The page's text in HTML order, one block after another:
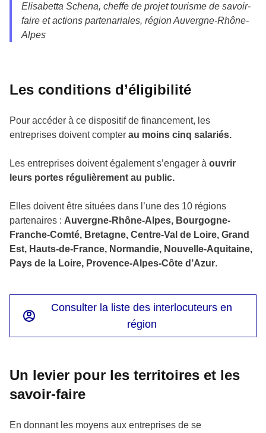
Elisabetta Schena, cheffe de projet tourisme de savoir-
faire et actions partenariales, région Auvergne-Rhône-
Alpes
Les conditions d’éligibilité
Pour accéder à ce dispositif de financement, les
entreprises doivent compter au moins cinq salariés.
Les entreprises doivent également s’engager à ouvrir
leurs portes régulièrement au public.
Elles doivent être situées dans l’une des 10 régions
partenaires : Auvergne-Rhône-Alpes, Bourgogne-
Franche-Comté, Bretagne, Centre-Val de Loire, Grand
Est, Hauts-de-France, Normandie, Nouvelle-Aquitaine,
Pays de la Loire, Provence-Alpes-Côte d’Azur.
Consulter la liste des interlocuteurs en
région
Un levier pour les territoires et les
savoir-faire
En donnant les moyens aux entreprises de se